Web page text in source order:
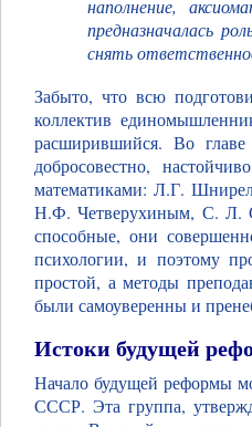
наполнение,
предназначалась
снять
Забыто, что всю
коллектив
расширившийся. Во
добросовестно,
математиками: Л.Г.
Н.Ф. Четверухиным, С. Л.
способные, они
психологии, и поэтому
простой, а методы
были самоуверенны и
Истоки будущей
Начало будущей реформы
СССР. Эта группа,